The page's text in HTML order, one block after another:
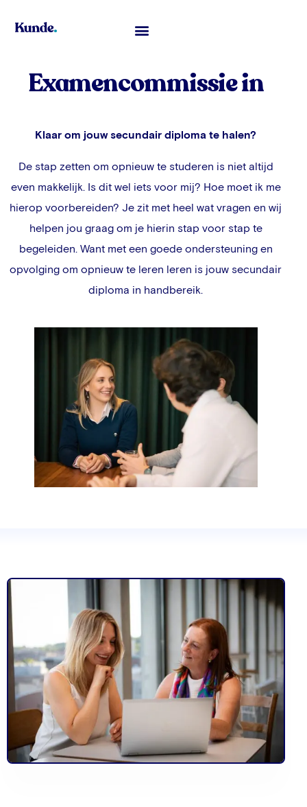
Examencommissie in
Klaar om jouw secundair diploma te halen?
De stap zetten om opnieuw te studeren is niet altijd
even makkelijk. Is dit wel iets voor mij? Hoe moet ik me
hierop voorbereiden? Je zit met heel wat vragen en wij
helpen jou graag om je hierin stap voor stap te
begeleiden. Want met een goede ondersteuning en
opvolging om opnieuw te leren leren is jouw secundair
diploma in handbereik.